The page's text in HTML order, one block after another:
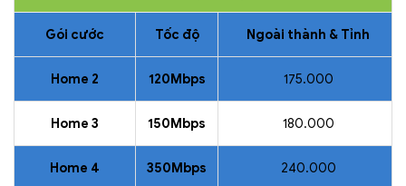
Gói cước Tốc độ Ngoài thành & Tỉnh
Home 2 120Mbps 175.000
Home 3 150Mbps 180.000
Home 4 350Mbps 240.000